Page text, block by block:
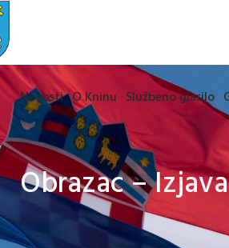
Novosti O Kninu Službeno glasilo
Obrazac –